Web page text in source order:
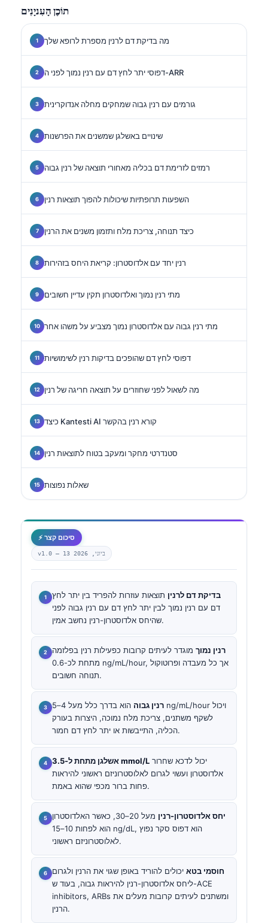
תוֹכֶן הָעִניָנִים
מה בדיקת דם לרנין מספרת לרופא שלך
דפוסי יתר לחץ דם עם רנין נמוך לפני ה-ARR
גורמים עם רנין גבוה שמחקים מחלה אנדוקרינית
שינויים באשלגן שמשנים את הפרשנות
רמזים לזרימת דם בכליה מאחורי תוצאה של רנין גבוה
השפעות תרופתיות שיכולות להפוך תוצאות רנין
כיצד תנוחה, צריכת מלח ותזמון משנים את הרנין
רנין יחד עם אלדוסטרון: קריאת היחס בזהירות
מתי רנין נמוך ואלדוסטרון תקין עדיין חשובים
מתי רנין גבוה עם אלדוסטרון נמוך מצביע על משהו אחר
דפוסי לחץ דם שהופכים בדיקות רנין לשימושיות
מה לשאול לפני שחוזרים על תוצאה חריגה של רנין
כיצד Kantesti AI קורא רנין בהקשר
סטנדרטי מחקר ומעקב בטוח לתוצאות רנין
שאלות נפוצות
⚡ סיכום קצר
v1.0 — 13 ביוני, 2026
בדיקת דם לרנין תוצאות עוזרות להפריד בין יתר לחץ
דם עם רנין נמוך לבין יתר לחץ דם עם רנין גבוה לפני
שהיחס אלדוסטרון-רנין נחשב אמין.
רנין נמוך מוגדר לעיתים קרובות כפעילות רנין בפלזמה
מתחת לכ-0.6 ng/mL/hour, אך כל מעבדה ופרוטוקול
תנוחה חשובים.
רנין גבוה
הוא בדרך כלל מעל 4–5 ng/mL/hour ויכול
לשקף משתנים, צריכת מלח נמוכה, היצרות בעורק
הכליה, התייבשות או יתר לחץ דם חמור.
אשלגן מתחת ל-3.5 mmol/L
אלדוסטרון ועשוי לגרום לאלוסטרוניזם ראשוני להיראות
פחות ברור מכפי שהוא באמת.
יחס אלדוסטרון-רנין
מעל 20–30, כאשר האלדוסטרון
הוא לפחות 10–15 ng/dL, הוא דפוס סקר נפוץ
לאלוסטרוניזם ראשוני.
חוסמי בטא יכולים להוריד באופן שגוי את הרנין ולגרום
ליחס אלדוסטרון-רנין להיראות גבוה, בעוד ש-ACE
inhibitors, ARBs ומשתנים לעיתים קרובות מעלים את
הרנין.